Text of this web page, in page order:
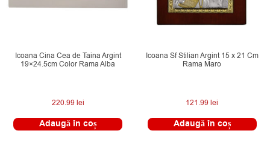
Icoana Cina Cea de Taina Argint
19×24.5cm Color Rama Alba
220.99lei
Adaugă în coș
Icoana Sf Stilian Argint 15 x 21 Cm
Rama Maro
121.99lei
Adaugă în coș